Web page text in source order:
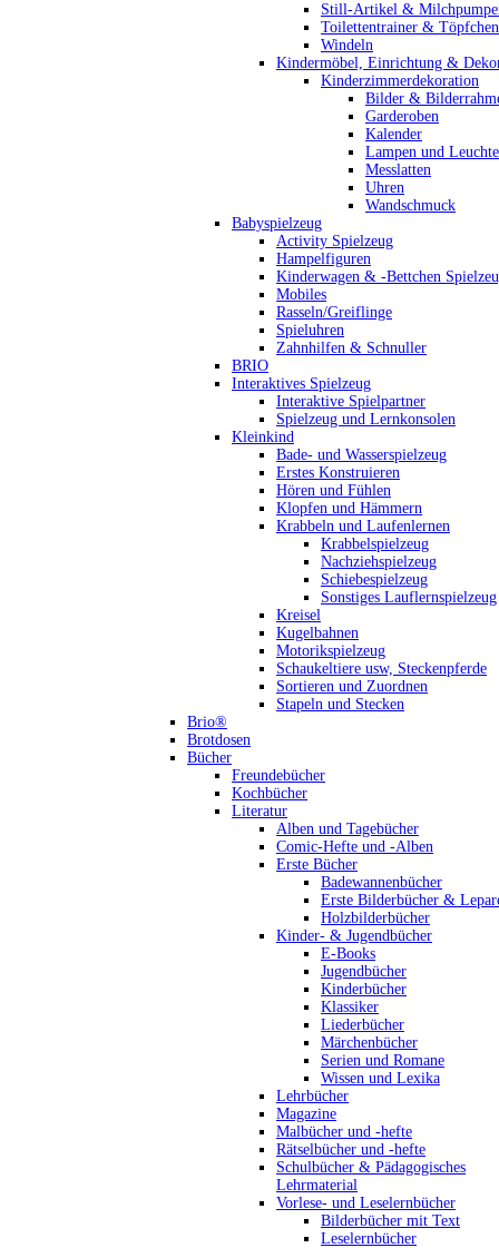
Still-Artikel &
Toilettentrainer & Töpfchen
Windeln
Kindermöbel, Einrichtung &
Kinderzimmerdekoration
Bilder &
Garderoben
Kalender
Lampen und
Messlatten
Uhren
Wandschmuck
Babyspielzeug
Activity Spielzeug
Hampelfiguren
Kinderwagen & -Bettchen
Mobiles
Rasseln/Greiflinge
Spieluhren
Zahnhilfen & Schnuller
BRIO
Interaktives Spielzeug
Interaktive Spielpartner
Spielzeug und Lernkonsolen
Kleinkind
Bade- und Wasserspielzeug
Erstes Konstruieren
Hören und Fühlen
Klopfen und Hämmern
Krabbeln und Laufenlernen
Krabbelspielzeug
Nachziehspielzeug
Schiebespielzeug
Sonstiges Lauflernspielzeug
Kreisel
Kugelbahnen
Motorikspielzeug
Schaukeltiere usw, Steckenpferde
Sortieren und Zuordnen
Stapeln und Stecken
Brio®
Brotdosen
Bücher
Freundebücher
Kochbücher
Literatur
Alben und Tagebücher
Comic-Hefte und -Alben
Erste Bücher
Badewannenbücher
Erste Bilderbücher &
Holzbilderbücher
Kinder- & Jugendbücher
E-Books
Jugendbücher
Kinderbücher
Klassiker
Liederbücher
Märchenbücher
Serien und Romane
Wissen und Lexika
Lehrbücher
Magazine
Malbücher und -hefte
Rätselbücher und -hefte
Schulbücher & Pädagogisches
Lehrmaterial
Vorlese- und Leselernbücher
Bilderbücher mit Text
Leselernbücher